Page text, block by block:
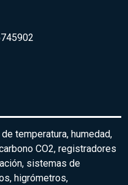
temperatura, humedad,
CO2, registradores
sistemas de
higrómetros,